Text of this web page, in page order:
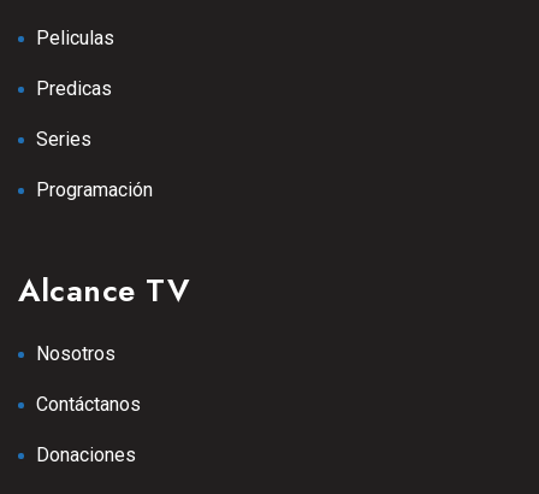
Peliculas
Predicas
Series
Programación
Alcance TV
Nosotros
Contáctanos
Donaciones